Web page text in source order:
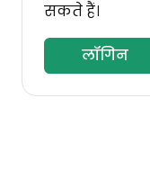
सकते हैं।
लॉगिन